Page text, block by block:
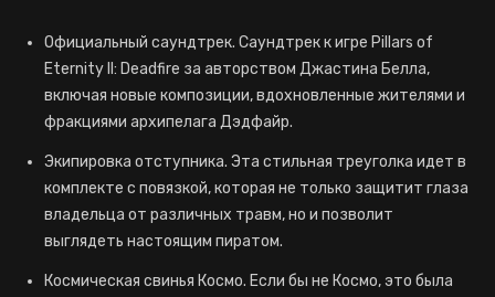
Официальный саундтрек. Саундтрек к игре Pillars of
Eternity II: Deadfire за авторством Джастина Белла,
включая новые композиции, вдохновленные жителями и
фракциями архипелага Дэдфайр.
Экипировка отступника. Эта стильная треуголка идет в
комплекте с повязкой, которая не только защитит глаза
владельца от различных травм, но и позволит
выглядеть настоящим пиратом.
Космическая свинья Космо. Если бы не Космо, это была